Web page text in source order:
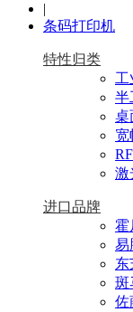
|
条码打印机
特性归类
工
半
桌
宽
激
进口品牌
霍
易
东
斑
佐